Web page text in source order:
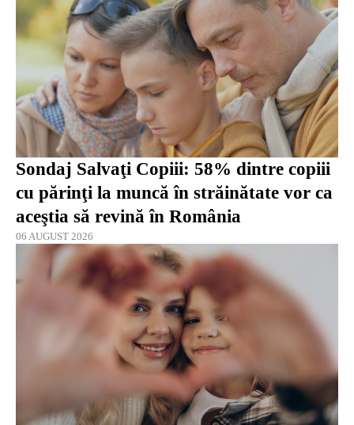
Sondaj Salvaţi Copiii: 58% dintre copiii
cu părinţi la muncă în străinătate vor ca
aceştia să revină în România
06 AUGUST 2026